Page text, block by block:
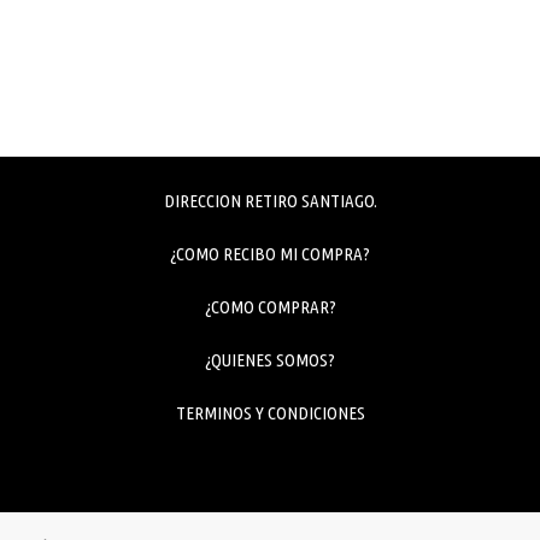
DIRECCION RETIRO SANTIAGO.
¿COMO RECIBO MI COMPRA?
¿COMO COMPRAR?
¿QUIENES SOMOS?
TERMINOS Y CONDICIONES